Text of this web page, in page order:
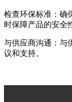
检查环保标准：确
时保障产品的安全
与供应商沟通：与
议和支持。